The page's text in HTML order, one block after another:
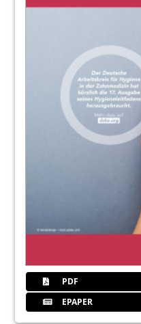
PDF
EPAPER